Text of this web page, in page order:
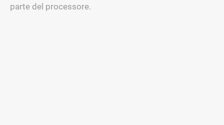
parte del processore.